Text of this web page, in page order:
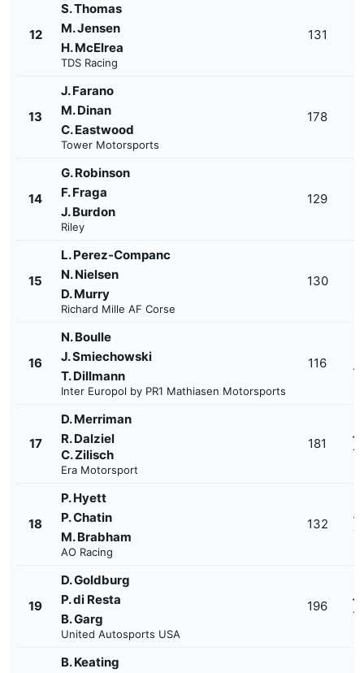
12
S. Thomas
M. Jensen
H. McElrea
TDS Racing
131
13
J. Farano
M. Dinan
C. Eastwood
Tower Motorsports
178
14
G. Robinson
F. Fraga
J. Burdon
Riley
129
15
L. Perez-Companc
N. Nielsen
D. Murry
Richard Mille AF Corse
130
16
N. Boulle
J. Smiechowski
T. Dillmann
Inter Europol by PR1 Mathiasen Motorsports
116
17
D. Merriman
R. Dalziel
C. Zilisch
Era Motorsport
181
18
P. Hyett
P. Chatin
M. Brabham
AO Racing
132
19
D. Goldburg
P. di Resta
B. Garg
United Autosports USA
196
B. Keating